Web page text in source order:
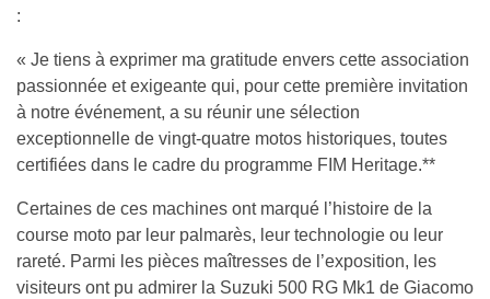
:
« Je tiens à exprimer ma gratitude envers cette association
passionnée et exigeante qui, pour cette première invitation
à notre événement, a su réunir une sélection
exceptionnelle de vingt-quatre motos historiques, toutes
certifiées dans le cadre du programme FIM Heritage.**
Certaines de ces machines ont marqué l’histoire de la
course moto par leur palmarès, leur technologie ou leur
rareté. Parmi les pièces maîtresses de l’exposition, les
visiteurs ont pu admirer la Suzuki 500 RG Mk1 de Giacomo